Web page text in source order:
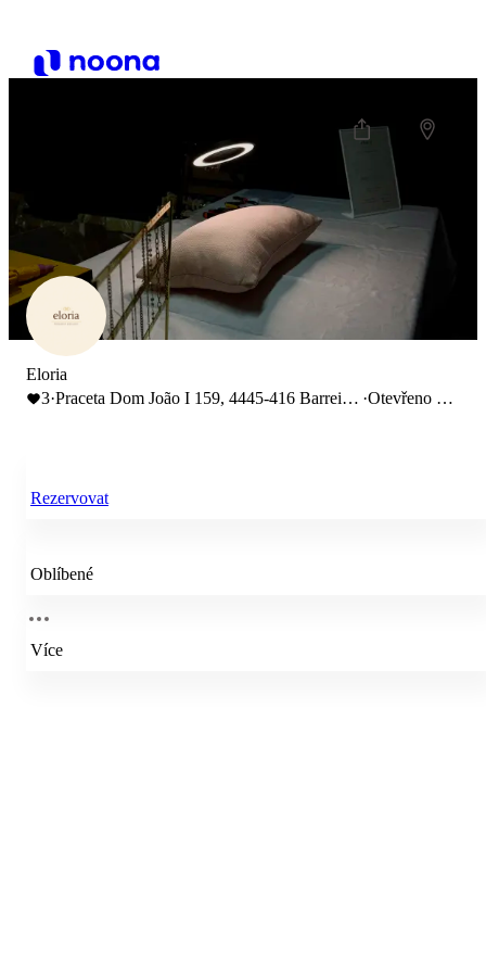
Eloria
3·Praceta Dom João I 159, 4445-416 Barreiro ·Otevřeno do
Rezervovat
Oblíbené
Více